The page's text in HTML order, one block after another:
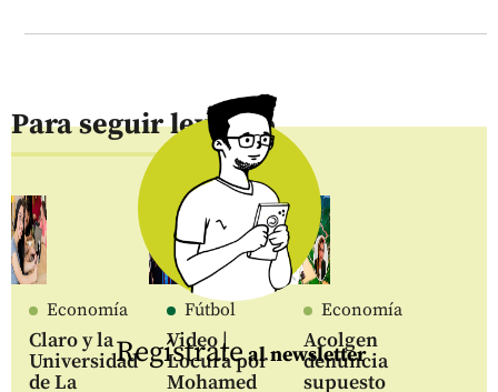
Para seguir leyendo
Economía
Claro y la
Universidad
de La
Fútbol
Video |
Locura por
Mohamed
Economía
Acolgen
denuncia
supuesto
Regístrateal newsletter